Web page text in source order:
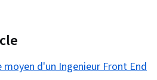
mobile, Langage de
Recherche en design,
moyen d'un Ingenieur Front End